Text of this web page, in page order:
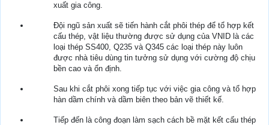
xuất gia công.
Đội ngũ sản xuất sẽ tiến hành cắt phôi thép để tổ hợp kết
cấu thép, vật liệu thường được sử dụng của VNID là các
loại thép SS400, Q235 và Q345 các loại thép này luôn
được nhà tiêu dùng tin tưởng sử dụng với cường độ chịu
bền cao và ổn định.
Sau khi cắt phôi xong tiếp tục với việc gia công và tổ hợp
hàn dầm chính và dầm biên theo bản vẽ thiết kế.
Tiếp đến là công đoạn làm sạch cách bề mặt kết cấu thép